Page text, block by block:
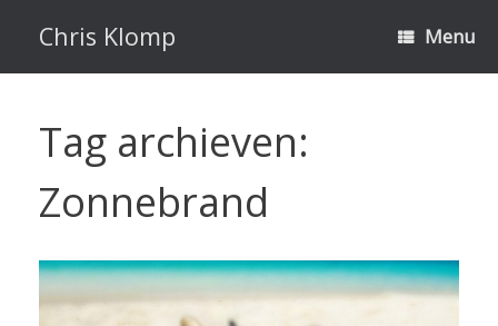
inhoud
Chris Klomp Menu
Tag archieven:
Zonnebrand